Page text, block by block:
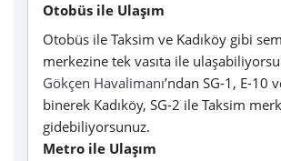
Otobüs ile Ulaşım
Otobüs ile Taksim ve Kadıköy gibi
merkezine tek vasıta ile
Gökçen Havalimanı’ndan SG-1, E-10
binerek Kadıköy, SG-2 ile Taksim
gidebiliyorsunuz.
Metro ile Ulaşım